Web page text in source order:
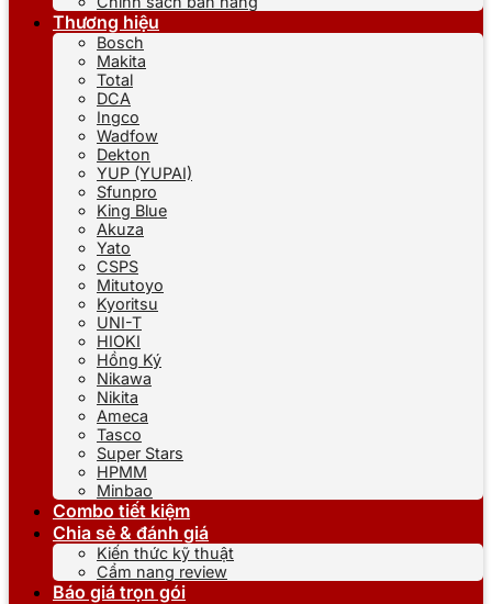
Thương hiệu
Bosch
Makita
Total
DCA
Ingco
Wadfow
Dekton
YUP (YUPAI)
Sfunpro
King Blue
Akuza
Yato
CSPS
Mitutoyo
Kyoritsu
UNI-T
HIOKI
Hồng Ký
Nikawa
Nikita
Ameca
Tasco
Super Stars
HPMM
Minbao
Combo tiết kiệm
Chia sẻ & đánh giá
Kiến thức kỹ thuật
Cẩm nang review
Báo giá trọn gói